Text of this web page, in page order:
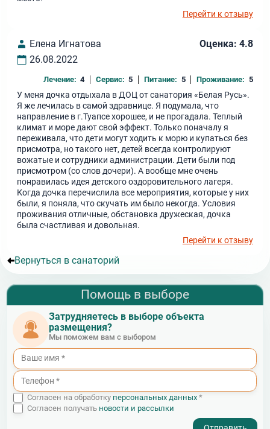
Перейти к отзыву
Елена Игнатова
26.08.2022
Оценка: 4.8
Лечение: 4 Сервис: 5 Питание: 5 Проживание: 5
У меня дочка отдыхала в ДОЦ от санатория «Белая Русь».
Я же лечилась в самой здравнице. Я подумала, что
направление в г.Туапсе хорошее, и не прогадала. Теплый
климат и море дают свой эффект. Только поначалу я
переживала, что дети могут ходить к морю и купаться без
присмотра, но такого нет, детей всегда контролируют
вожатые и сотрудники администрации. Дети были под
присмотром (со слов дочери). А вообще мне очень
понравилась идея детского оздоровительного лагеря.
Когда дочка перечислила все мероприятия, которые у них
были, я поняла, что скучать им было некогда. Условия
проживания отличные, обстановка дружеская, дочка
была счастливая и довольная.
Перейти к отзыву
Вернуться в санаторий
Помощь в выборе
Затрудняетесь в выборе объекта
размещения?
Мы поможем вам с выбором
Согласен на обработку персональных данных *
Согласен получать новости и рассылки